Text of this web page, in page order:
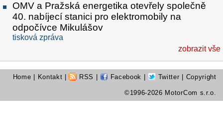
OMV a Pražská energetika otevřely společně
40. nabíjecí stanici pro elektromobily na
odpočívce Mikulášov
tisková zpráva
zobrazit vše
Home Kontakt RSS Facebook Twitter | Copyright
©1996-2026 MotorCom s.r.o.